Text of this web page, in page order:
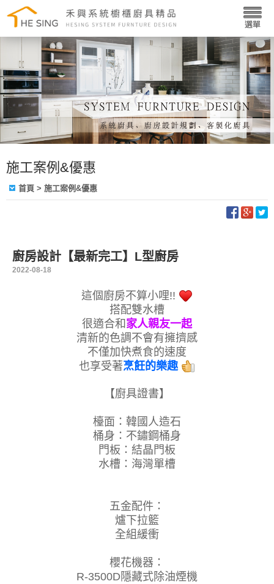
施工案例&優惠
首頁 > 施工案例&優惠
廚房設計【最新完工】L型廚房
2022-08-18
這個廚房不算小哩!!
搭配雙水槽
很適合和 家人親友一起
清新的色調不會有擁擠感
不僅加快煮食的速度
也享受著烹飪的樂趣
【廚具證書】
檯面：韓國人造石
桶身：不鏽鋼桶身
門板：結晶門板
水槽：海灣單槽
五金配件：
爐下拉籃
全組緩衝
櫻花機器：
R-3500D隱藏式除油煙機